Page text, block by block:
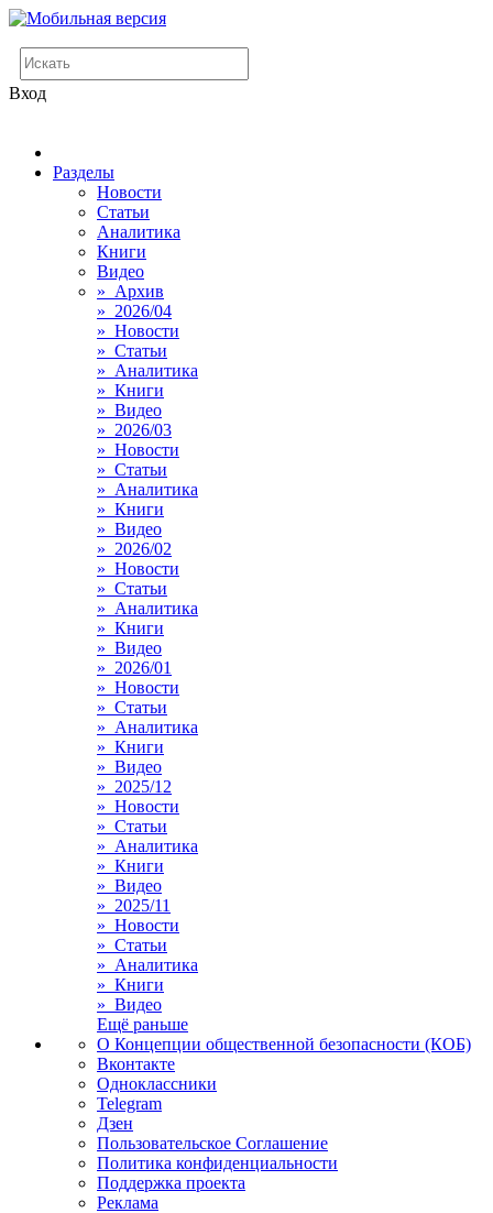
Вход
Разделы
Новости
Статьи
Аналитика
Книги
Видео
» Архив
» 2026/04
» Новости
» Статьи
» Аналитика
» Книги
» Видео
» 2026/03
» Новости
» Статьи
» Аналитика
» Книги
» Видео
» 2026/02
» Новости
» Статьи
» Аналитика
» Книги
» Видео
» 2026/01
» Новости
» Статьи
» Аналитика
» Книги
» Видео
» 2025/12
» Новости
» Статьи
» Аналитика
» Книги
» Видео
» 2025/11
» Новости
» Статьи
» Аналитика
» Книги
» Видео
Ещё раньше
О Концепции общественной безопасности (КОБ)
Вконтакте
Одноклассники
Telegram
Дзен
Пользовательское Соглашение
Политика конфиденциальности
Поддержка проекта
Реклама